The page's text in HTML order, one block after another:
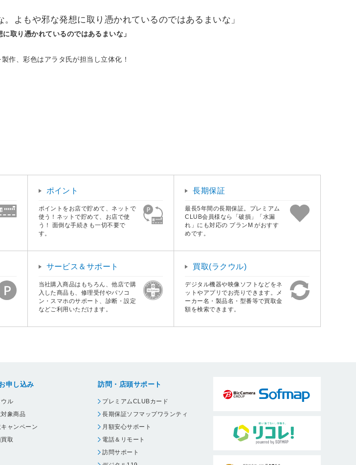
よもや邪な発想に取り憑かれているのではあるまいな」
取り憑かれているのではあるまいな」
作、彩色はアラタ氏が担当し立体化！
ポイント
ポイントをお店で貯めて、ネットで
使う！ネットで貯めて、お店で使
う！ 面倒な手続きも一切不要で
す。
長期保証
最長5年間の長期保証。プレミアム
CLUB会員様なら「破損」「水漏
れ」にも対応の プランM がおすす
めです。
サービス＆サポート
当社購入商品はもちろん、他店で購
入した商品も、修理受付やパソコ
ン・スマホのサポート、診断・設定
などご利用いただけます。
買取(ラクウル)
デジタル機器や映像ソフトなどをネ
ットやアプリでお売りできます。メ
ーカー名・製品名・型番等で買取金
額を検索できます。
申し込み
ウル
象商品
キャンペーン
取
訪問・店頭サポート
プレミアムCLUBカード
長期保証ソフマップワランティ
月額安心サポート
電話＆リモート
訪問サポート